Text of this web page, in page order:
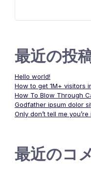
最近の投
Hello world!
How to get 1M+ visitors
How To Blow Through
Godfather ipsum dolor
Only don’t tell me
最近のコ